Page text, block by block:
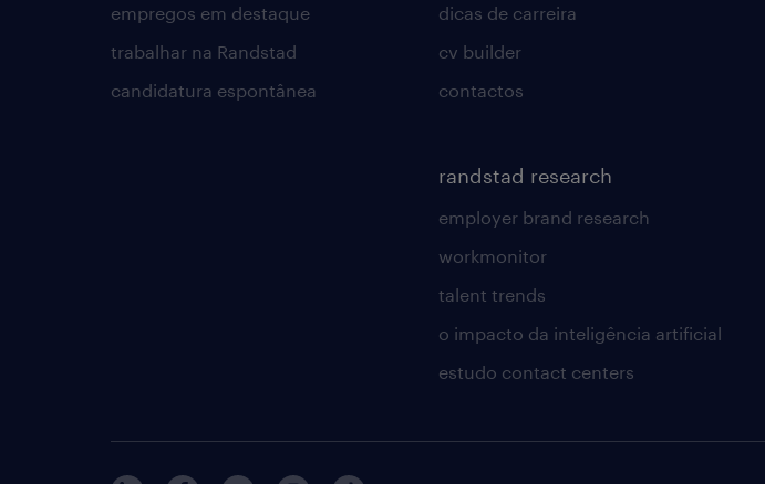
empregos em destaque
trabalhar na Randstad
candidatura espontânea
dicas de carreira
cv builder
contactos
randstad research
employer brand research
workmonitor
talent trends
o impacto da inteligência artificial
estudo contact centers